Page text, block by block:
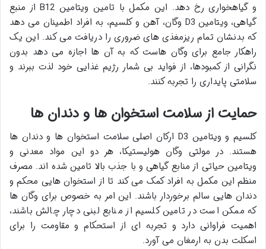
و گیاهخواری رخ دهد. این مکمل با تامین ویتامین B12 از منبع
گیاهی، ویتامین D3 وگان، آهن و کلسیم، به افراد اطمینان می دهد
که بدنشان تمام ریزمغذی های ضروری را دریافت می کند. این یک
راهکار جامع برای وگان هاست که به آن ها اجازه می دهد بدون
نگرانی از کمبودها، از فواید بی شمار رژیم غذایی خود لذت ببرند و
سلامتی پایداری را تجربه کنند.
حمایت از سلامت استخوان ها و دندان ها
کلسیم و ویتامین D3 ارکان اصلی سلامت استخوان ها و دندان ها
هستند. در مولتی وگان هولیستیکا، هر دو این مواد معدنی و
ویتامین حیاتی از منابع گیاهی و با جذب بالا تامین شده اند. مصرف
منظم این مکمل به افراد کمک می کند تا از استخوان هایی محکم و
دندان هایی سالم برخوردار باشند. این امر به خصوص برای وگان ها
که ممکن است در تامین کلسیم از منابع لبنی دچار چالش باشند،
اهمیت فراوانی دارد و تجربه ای از استحکام و مقاومت را برای
اسکلت بدن به ارمغان می آورد.